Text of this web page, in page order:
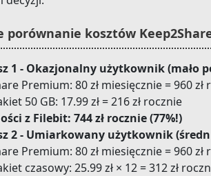
porównanie kosztów
1 - Okazjonalny użytkownik (mało
Premium: 80 zł miesięcznie = 960 zł
50 GB: 17.99 zł = 216 zł rocznie
z Filebit: 744 zł rocznie (77%!)
2 - Umiarkowany użytkownik
Premium: 80 zł miesięcznie = 960 zł
czasowy: 25.99 zł × 12 = 312 zł